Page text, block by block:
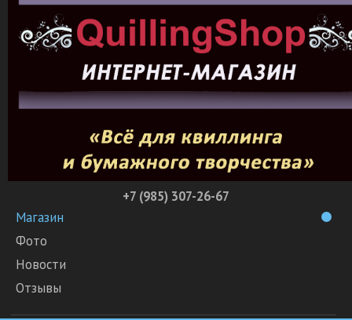
+7 (985) 307-26-67
Магазин
Фото
Новости
Отзывы